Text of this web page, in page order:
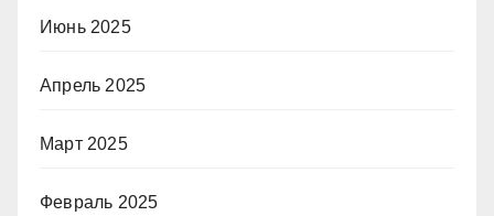
Июнь 2025
Апрель 2025
Март 2025
Февраль 2025